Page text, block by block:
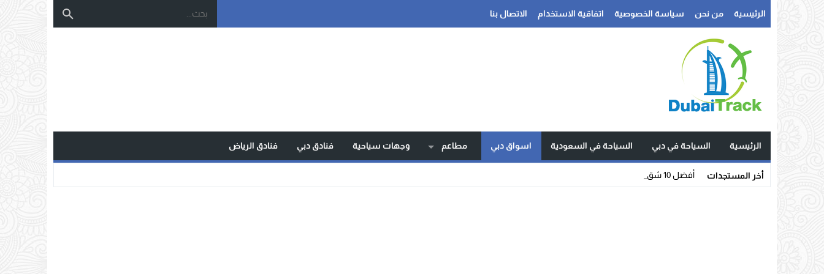
الرئيسية من نحن سياسة الخصوصية اتفاقية الاستخدام الاتصال بنا
الرئيسية السياحة في دبي السياحة في السعودية اسواق دبي مطاعم وجهات سياحية فنادق دبي فنادق الرياض
أخر المستجدات أفضل 10 شقق فندقية في تونس العاصم _